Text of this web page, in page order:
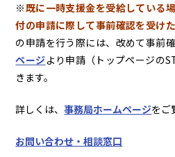
※既に一時支援金を受給している
付の申請に際して事前確認を受け
の申請を行う際には、改めて事前
ページより申請（トップページの
きます。
詳しくは、事務局ホームページをご
お問い合わせ・相談窓口